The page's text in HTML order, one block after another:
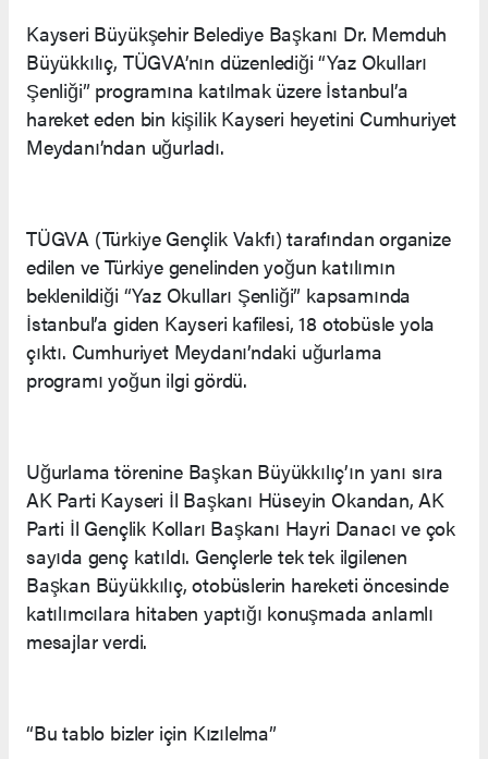
Kayseri Büyükşehir Belediye Başkanı Dr. Memduh
Büyükkılıç, TÜGVA’nın düzenlediği “Yaz Okulları
Şenliği” programına katılmak üzere İstanbul’a
hareket eden bin kişilik Kayseri heyetini Cumhuriyet
Meydanı’ndan uğurladı.
TÜGVA (Türkiye Gençlik Vakfı) tarafından organize
edilen ve Türkiye genelinden yoğun katılımın
beklenildiği “Yaz Okulları Şenliği” kapsamında
İstanbul’a giden Kayseri kafilesi, 18 otobüsle yola
çıktı. Cumhuriyet Meydanı’ndaki uğurlama
programı yoğun ilgi gördü.
Uğurlama törenine Başkan Büyükkılıç’ın yanı sıra
AK Parti Kayseri İl Başkanı Hüseyin Okandan, AK
Parti İl Gençlik Kolları Başkanı Hayri Danacı ve çok
sayıda genç katıldı. Gençlerle tek tek ilgilenen
Başkan Büyükkılıç, otobüslerin hareketi öncesinde
katılımcılara hitaben yaptığı konuşmada anlamlı
mesajlar verdi.
“Bu tablo bizler için Kızılelma”